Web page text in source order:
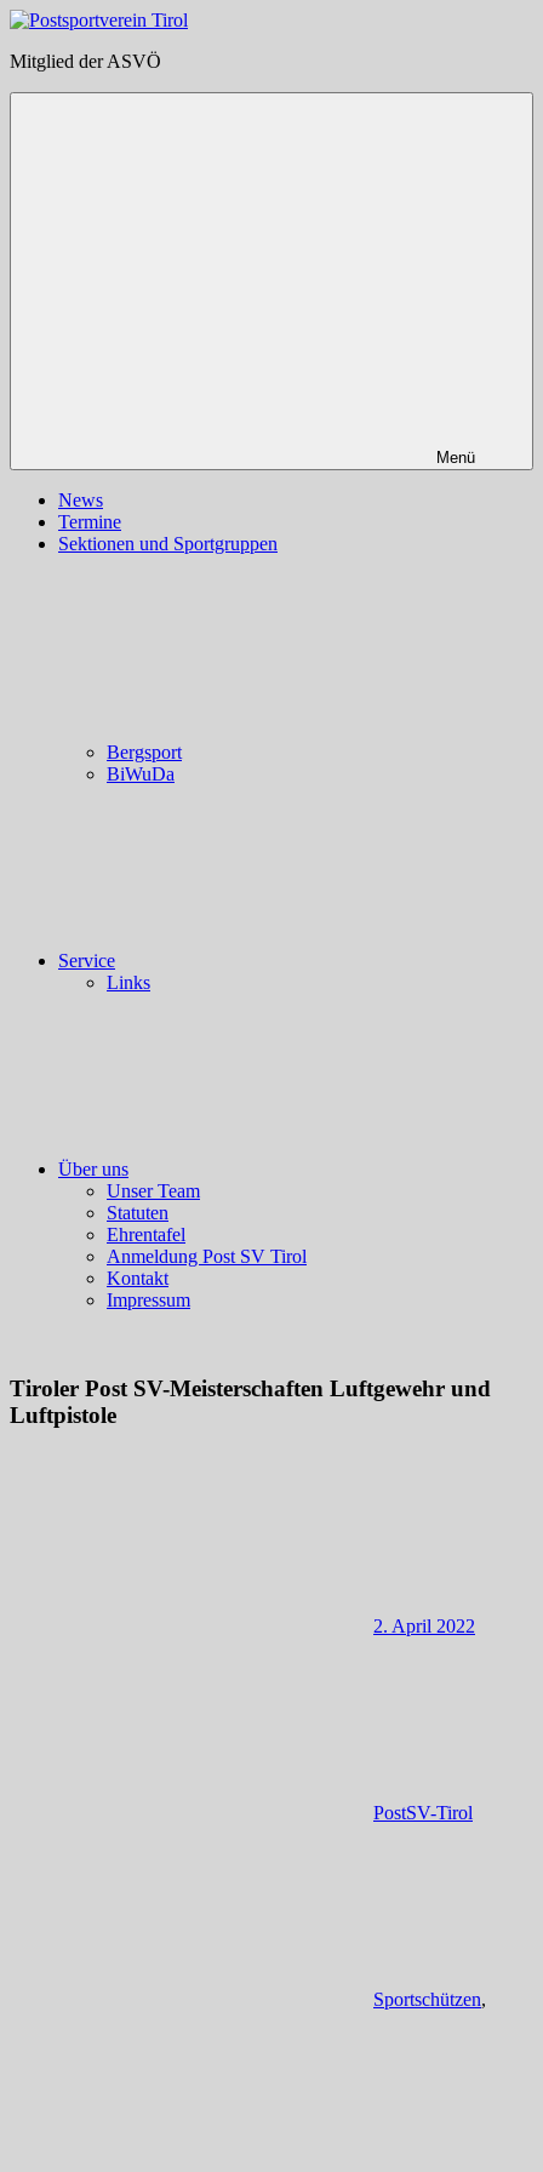
Zum
springen
Postsportverein
Mitglied der ASVÖ
Menü
News
Termine
Sektionen und Sportgruppen
Bergsport
BiWuDa
Service
Links
Über uns
Unser Team
Statuten
Ehrentafel
Anmeldung Post SV Tirol
Kontakt
Impressum
Tiroler Post SV-Meisterschaften Luftgewehr und
Luftpistole
2. April 2022
PostSV-Tirol
Sportschützen,